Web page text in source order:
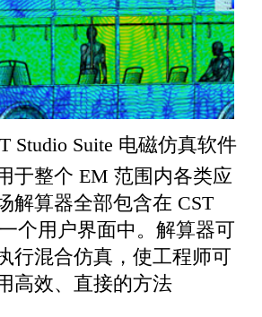
Studio Suite 电磁仿真软件
于整个 EM 范围内各类应
解算器全部包含在 CST
个用户界面中。解算器可
行混合仿真，使工程师可
高效、直接的方法